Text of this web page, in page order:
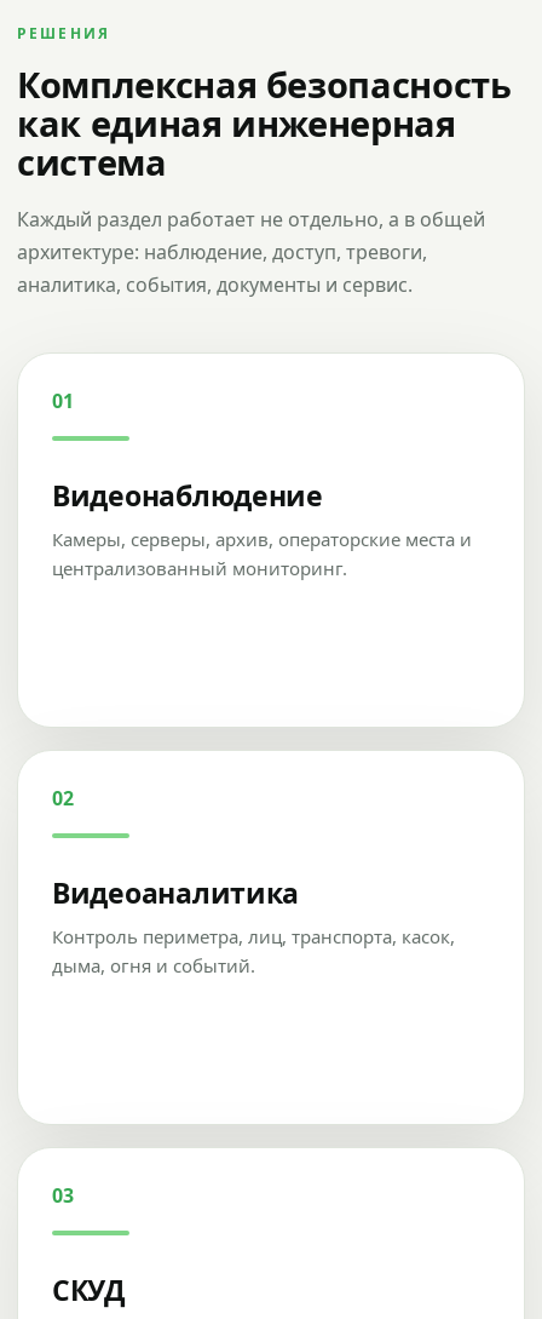
РЕШЕНИЯ
Комплексная безопасность
как единая инженерная
система
Каждый раздел работает не отдельно, а в общей
архитектуре: наблюдение, доступ, тревоги,
аналитика, события, документы и сервис.
01
Видеонаблюдение
Камеры, серверы, архив, операторские места и
централизованный мониторинг.
02
Видеоаналитика
Контроль периметра, лиц, транспорта, касок,
дыма, огня и событий.
03
СКУД